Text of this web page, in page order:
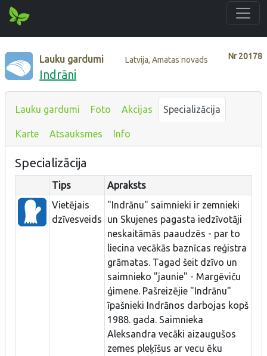
Nr20178
Lauku gardumi Latvija, Amatas novads
Indrāni
Lauku gardumi Foto Akcijas Specializācija
Karte Atsauksmes Info
Specializācija
Tips
Apraksts
Vietējais
dzīvesveids
"Indrānu" saimnieki ir zemnieki
un Skujenes pagasta iedzīvotāji
neskaitāmās paaudzēs - par to
liecina vecākās baznīcas reģistra
grāmatas. Tagad šeit dzīvo un
saimnieko "jaunie" - Margēviču
ģimene. Pašreizējie "Indrānu"
īpašnieki Indrānos darbojas kopš
1988. gada. Saimnieka
Aleksandra vecāki aizaugušos
zemes pleķīšus ar vecu ēku